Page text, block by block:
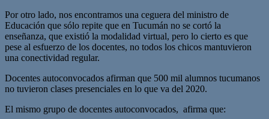
Por otro lado, nos encontramos una ceguera del ministro de
Educación que sólo repite que en Tucumán no se cortó la
enseñanza, que existió la modalidad virtual, pero lo cierto es que
pese al esfuerzo de los docentes, no todos los chicos mantuvieron
una conectividad regular.
Docentes autoconvocados afirman que 500 mil alumnos tucumanos
no tuvieron clases presenciales en lo que va del 2020.
El mismo grupo de docentes autoconvocados, afirma que: